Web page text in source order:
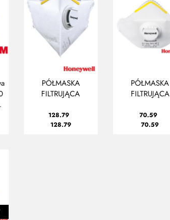
PÓŁMASKA
FILTRUJĄCA
128.79
128.79
PÓŁMASKA
FILTRUJĄCA
70.59
70.59